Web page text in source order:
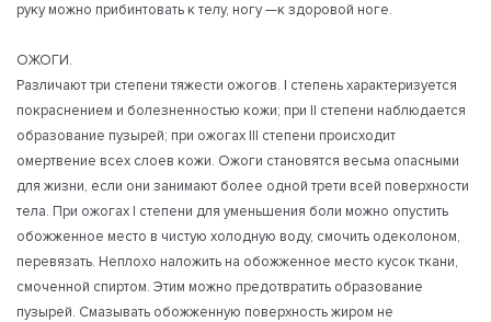
руку можно прибинтовать к телу, ногу —к здоровой ноге.
ОЖОГИ.
Различают три степени тяжести ожогов. I степень характеризуется
покраснением и болезненностью кожи; при II степени наблюдается
образование пузырей; при ожогах III степени происходит
омертвение всех слоев кожи. Ожоги становятся весьма опасными
для жизни, если они занимают более одной трети всей поверхности
тела. При ожогах I степени для уменьшения боли можно опустить
обожженное место в чистую холодную воду, смочить одеколоном,
перевязать. Неплохо наложить на обожженное место кусок ткани,
смоченной спиртом. Этим можно предотвратить образование
пузырей. Смазывать обожженную поверхность жиром не